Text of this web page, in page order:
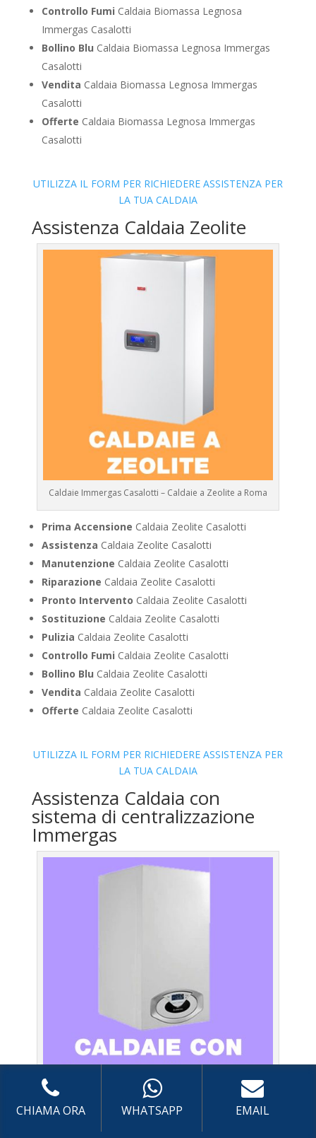
Controllo Fumi Caldaia Biomassa Legnosa
Immergas Casalotti
Bollino Blu Caldaia Biomassa Legnosa Immergas
Casalotti
Vendita Caldaia Biomassa Legnosa Immergas
Casalotti
Offerte Caldaia Biomassa Legnosa Immergas
Casalotti
UTILIZZA IL FORM PER RICHIEDERE ASSISTENZA PER
LA TUA CALDAIA
Assistenza Caldaia Zeolite
Caldaie Immergas Casalotti – Caldaie a Zeolite a Roma
Prima Accensione Caldaia Zeolite Casalotti
Assistenza Caldaia Zeolite Casalotti
Manutenzione Caldaia Zeolite Casalotti
Riparazione Caldaia Zeolite Casalotti
Pronto Intervento Caldaia Zeolite Casalotti
Sostituzione Caldaia Zeolite Casalotti
Pulizia Caldaia Zeolite Casalotti
Controllo Fumi Caldaia Zeolite Casalotti
Bollino Blu Caldaia Zeolite Casalotti
Vendita Caldaia Zeolite Casalotti
Offerte Caldaia Zeolite Casalotti
UTILIZZA IL FORM PER RICHIEDERE ASSISTENZA PER
LA TUA CALDAIA
Assistenza Caldaia con
sistema di centralizzazione
Immergas
Caldaie Immergas Casalotti – Assistenza Caldaia con
sistema di centralizzazione a Roma
CHIAMA ORA WHATSAPP EMAIL